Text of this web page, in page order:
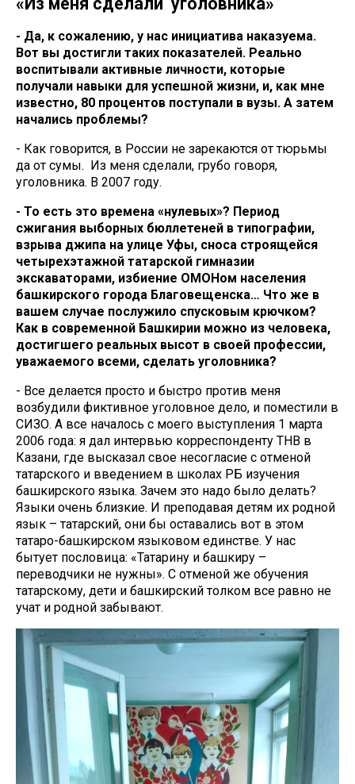
- Да, к сожалению, у нас инициатива наказуема.
Вот вы достигли таких показателей. Реально
воспитывали активные личности, которые
получали навыки для успешной жизни, и, как мне
известно, 80 процентов поступали в вузы. А затем
начались проблемы?
- Как говорится, в России не зарекаются от тюрьмы
да от сумы. Из меня сделали, грубо говоря,
уголовника. В 2007 году.
- То есть это времена «нулевых»? Период
сжигания выборных бюллетеней в типографии,
взрыва джипа на улице Уфы, сноса строящейся
четырехэтажной татарской гимназии
экскаваторами, избиение ОМОНом населения
башкирского города Благовещенска… Что же в
вашем случае послужило спусковым крючком?
Как в современной Башкирии можно из человека,
достигшего реальных высот в своей профессии,
уважаемого всеми, сделать уголовника?
- Все делается просто и быстро против меня
возбудили фиктивное уголовное дело, и поместили в
СИЗО. А все началось с моего выступления 1 марта
2006 года: я дал интервью корреспонденту ТНВ в
Казани, где высказал свое несогласие с отменой
татарского и введением в школах РБ изучения
башкирского языка. Зачем это надо было делать?
Языки очень близкие. И преподавая детям их родной
язык – татарский, они бы оставались вот в этом
татаро-башкирском языковом единстве. У нас
бытует пословица: «Татарину и башкиру –
переводчики не нужны». С отменой же обучения
татарскому, дети и башкирский толком все равно не
учат и родной забывают.